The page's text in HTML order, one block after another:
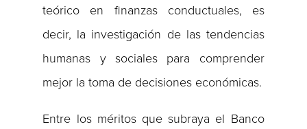
teórico en finanzas conductuales, es
decir, la investigación de las tendencias
humanas y sociales para comprender
mejor la toma de decisiones económicas.
Entre los méritos que subraya el Banco